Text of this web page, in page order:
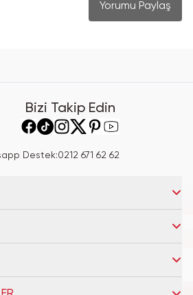
Yorumu Paylaş
Bizi Takip Edin
Destek:0212 671 62 62